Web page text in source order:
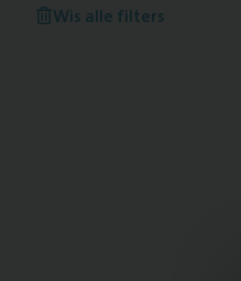
Wis alle filters